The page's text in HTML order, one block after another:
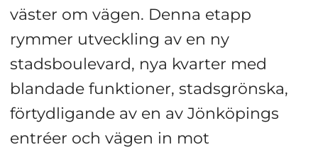
väster om vägen. Denna etapp
rymmer utveckling av en ny
stadsboulevard, nya kvarter med
blandade funktioner, stadsgrönska,
förtydligande av en av Jönköpings
entréer och vägen in mot